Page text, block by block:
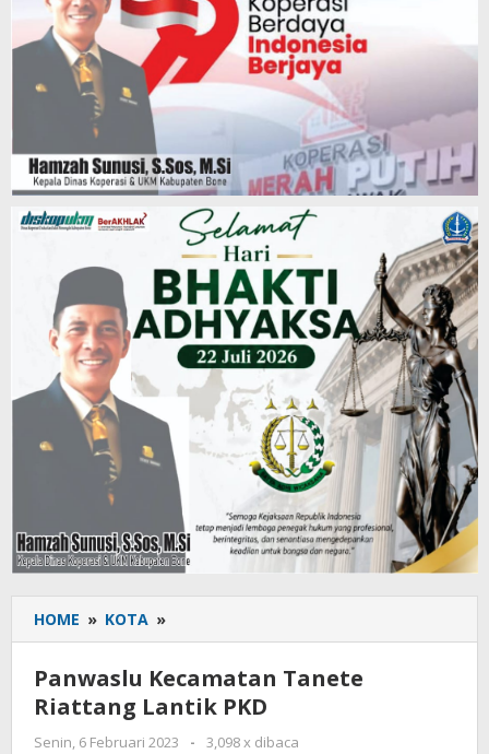
HOME » KOTA »
Kecamatan
Riattang
Lantik
PKD
Panwaslu Kecamatan Tanete
Riattang Lantik PKD
Senin, 6 Februari 2023
oleh
-
3,098 x dibaca